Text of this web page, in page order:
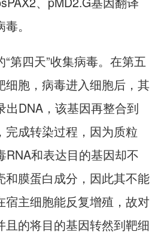
。
第四天”收集病毒。在第五
细胞，病毒进入细胞后，其
出DNA，该基因再整合到
完成转染过程，因为质粒
RNA和表达目的基因却不
和膜蛋白成分，因此其不能
宿主细胞能反复增殖，故对
的将目的基因转然到靶细